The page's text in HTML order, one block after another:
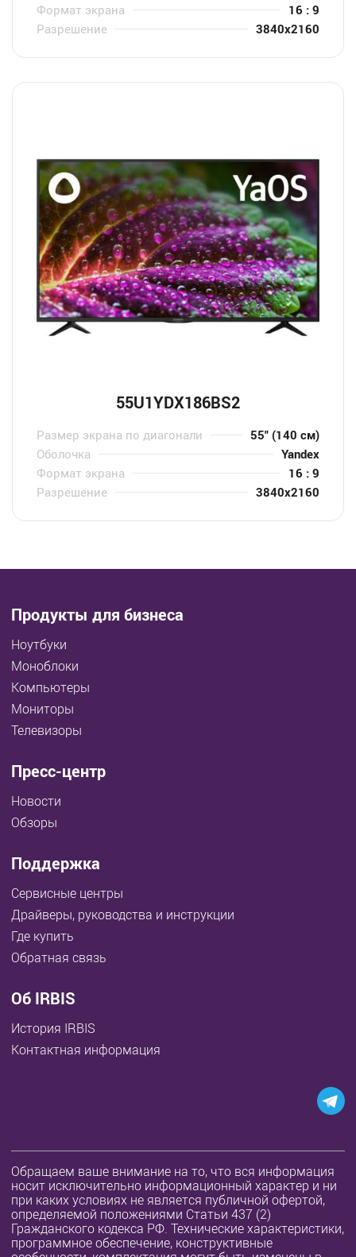
Формат экрана
16 : 9
Разрешение
3840x2160
55U1YDX186BS2
Размер экрана по диагонали
55" (140 см)
Оболочка
Yandex
Формат экрана
16 : 9
Разрешение
3840x2160
Продукты для бизнеса
Ноутбуки
Моноблоки
Компьютеры
Мониторы
Телевизоры
Пресс-центр
Новости
Обзоры
Поддержка
Сервисные центры
Драйверы, руководства и инструкции
Где купить
Обратная связь
Об IRBIS
История IRBIS
Контактная информация
Обращаем ваше внимание на то, что вся информация
носит исключительно информационный характер и ни
при каких условиях не является публичной офертой,
определяемой положениями Статьи 437 (2)
Гражданского кодекса РФ. Технические характеристики,
программное обеспечение, конструктивные